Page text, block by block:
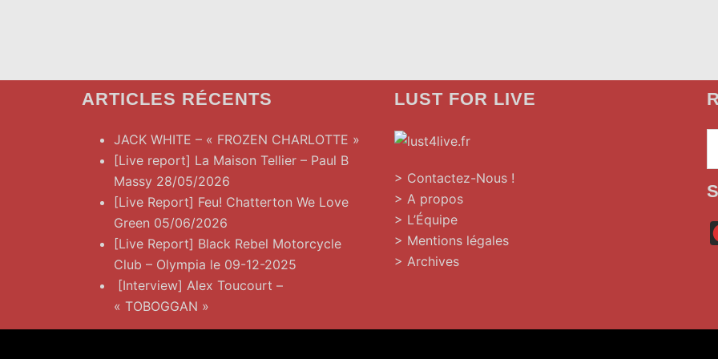
ARTICLES RÉCENTS
JACK WHITE – « FROZEN CHARLOTTE »
[Live report] La Maison Tellier – Paul B
Massy 28/05/2026
[Live Report] Feu! Chatterton We Love
Green 05/06/2026
[Live Report] Black Rebel Motorcycle
Club – Olympia le 09-12-2025
[Interview] Alex Toucourt –
« TOBOGGAN »
LUST FOR LIVE
> Contactez-Nous !
> A propos
> L’Équipe
> Mentions légales
> Archives